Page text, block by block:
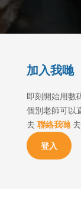
加入我哋
即刻開始用數
個別老師可以
去 聯絡我哋去
登入